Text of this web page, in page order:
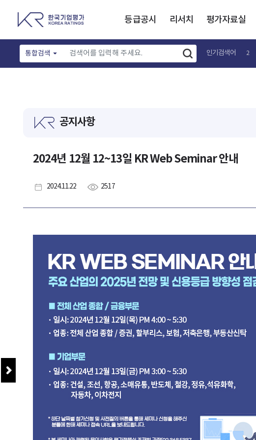
등급공시 리서치 평가자료실
통합검색 인기검색어 2
공지사항
2024년 12월 12~13일 KR Web Seminar 안내
2024.11.22 2517